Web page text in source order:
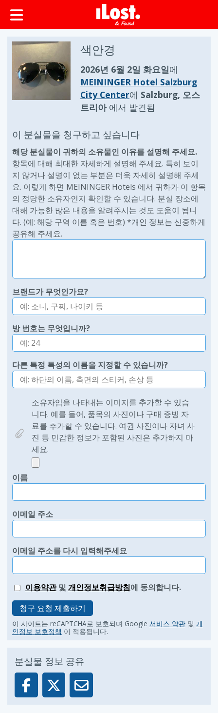
색안경
2026년 6월 2일 화요일에
MEININGER Hotel Salzburg
City Center에 Salzburg, 오스
트리아에서 발견됨
이 분실물을 청구하고 싶습니다
해당 분실물이 귀하의 소유물인 이유를 설명해 주세요.
항목에 대해 최대한 자세하게 설명해 주세요. 특히 보이
지 않거나 설명이 없는 부분은 더욱 자세히 설명해 주세
요. 이렇게 하면 MEININGER Hotels 에서 귀하가 이 항목
의 정당한 소유자인지 확인할 수 있습니다. 분실 장소에
대해 가능한 많은 내용을 알려주시는 것도 도움이 됩니
다. (예: 해당 구역 이름 혹은 번호) *개인 정보는 신중하게
공유해 주세요.
브랜드가 무엇인가요?
방 번호는 무엇입니까?
다른 특정 특성의 이름을 지정할 수 있습니까?
소유자임을 나타내는 이미지를 추가할 수 있습
니다. 예를 들어, 품목의 사진이나 구매 증빙 자
료를 추가할 수 있습니다. 여권 사진이나 자녀 사
진 등 민감한 정보가 포함된 사진은 추가하지 마
세요.
이름
이메일 주소
이메일 주소를 다시 입력해주세요
이용약관및 개인정보취급방침에 동의합니다.
청구 요청 제출하기
이 사이트는 reCAPTCHA로 보호되며 Google 서비스 약관 및 개
인정보 보호정책 이 적용됩니다.
분실물 정보 공유